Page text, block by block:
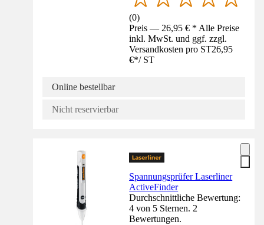
(0)
Preis — 26,95 € * Alle Preise
inkl. MwSt. und ggf. zzgl.
Versandkosten pro ST26,95
€*/ ST
Online bestellbar
Nicht reservierbar
Spannungsprüfer Laserliner
ActiveFinder
Durchschnittliche Bewertung:
4 von 5 Sternen. 2
Bewertungen.